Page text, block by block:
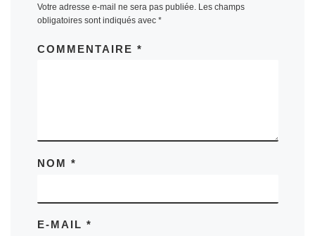
Votre adresse e-mail ne sera pas publiée. Les champs
obligatoires sont indiqués avec *
COMMENTAIRE *
NOM *
E-MAIL *